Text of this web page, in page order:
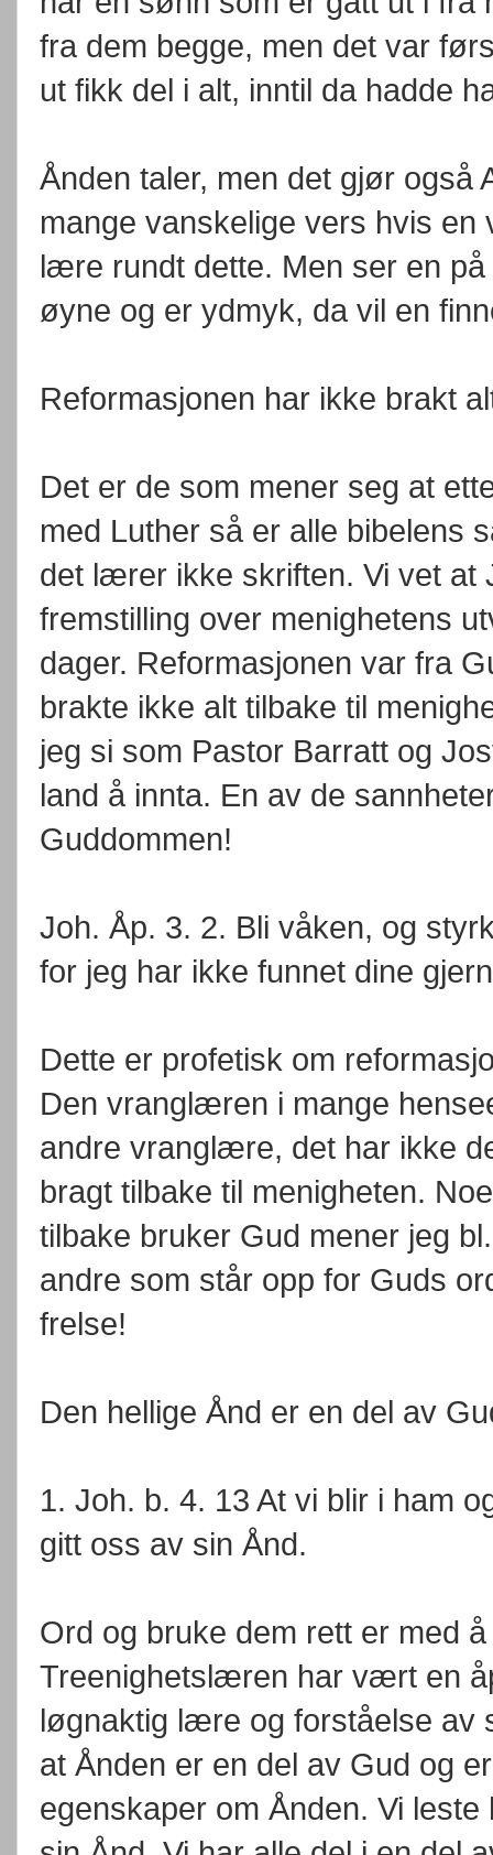
fra dem begge, men det var
ut fikk del i alt, inntil da hadde
Ånden taler, men det gjør også
mange vanskelige vers hvis
lære rundt dette. Men ser en
øyne og er ydmyk, da vil en
Reformasjonen har ikke brakt
Det er de som mener seg at
med Luther så er alle bibelens
det lærer ikke skriften. Vi vet at
fremstilling over menighetens
dager. Reformasjonen var fra
brakte ikke alt tilbake til
jeg si som Pastor Barratt og
land å innta. En av de
Guddommen!
Joh. Åp. 3. 2. Bli våken, og
for jeg har ikke funnet dine
Dette er profetisk om
Den vranglæren i mange
andre vranglære, det har ikke
bragt tilbake til menigheten.
tilbake bruker Gud mener jeg
andre som står opp for Guds
frelse!
Den hellige Ånd er en del av
1. Joh. b. 4. 13 At vi blir i ham
gitt oss av sin Ånd.
Ord og bruke dem rett er med
Treenighetslæren har vært en
løgnaktig lære og forståelse av
at Ånden er en del av Gud og
egenskaper om Ånden. Vi